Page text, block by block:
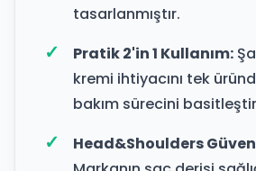
tasarlanmıştır.
Pratik 2'in 1 Kullanım:
kremi ihtiyacını tek
bakım sürecini
Head&Shoulders